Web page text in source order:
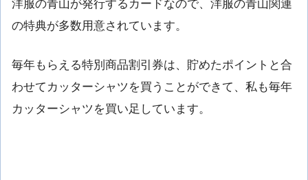
洋服の青山が発行するカードなので、洋服の青山関連
の特典が多数用意されています。
毎年もらえる特別商品割引券は、貯めたポイントと合
わせてカッターシャツを買うことができて、私も毎年
カッターシャツを買い足しています。